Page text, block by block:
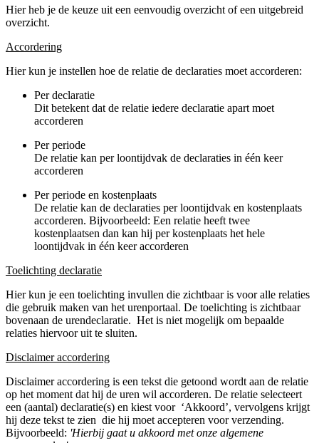
Hier heb je de keuze uit een eenvoudig overzicht of een uitgebreid
overzicht.
Accordering
Hier kun je instellen hoe de relatie de declaraties moet accorderen:
Per declaratie
Dit betekent dat de relatie iedere declaratie apart moet
accorderen
Per periode
De relatie kan per loontijdvak de declaraties in één keer
accorderen
Per periode en kostenplaats
De relatie kan de declaraties per loontijdvak en kostenplaats
accorderen. Bijvoorbeeld: Een relatie heeft twee
kostenplaatsen dan kan hij per kostenplaats het hele
loontijdvak in één keer accorderen
Toelichting declaratie
Hier kun je een toelichting invullen die zichtbaar is voor alle relaties
die gebruik maken van het urenportaal. De toelichting is zichtbaar
bovenaan de urendeclaratie. Het is niet mogelijk om bepaalde
relaties hiervoor uit te sluiten.
Disclaimer accordering
Disclaimer accordering is een tekst die getoond wordt aan de relatie
op het moment dat hij de uren wil accorderen. De relatie selecteert
een (aantal) declaratie(s) en kiest voor ‘Akkoord’, vervolgens krijgt
hij deze tekst te zien die hij moet accepteren voor verzending.
Bijvoorbeeld: 'Hierbij gaat u akkoord met onze algemene